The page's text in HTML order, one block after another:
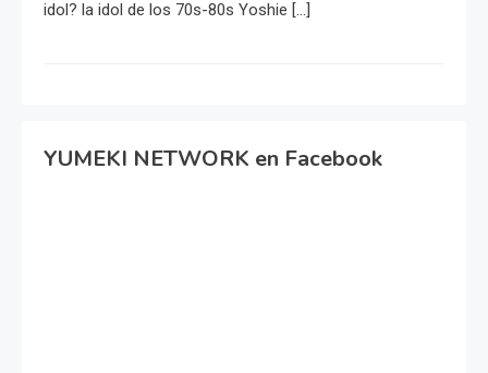
idol? la idol de los 70s-80s Yoshie […]
YUMEKI NETWORK en Facebook